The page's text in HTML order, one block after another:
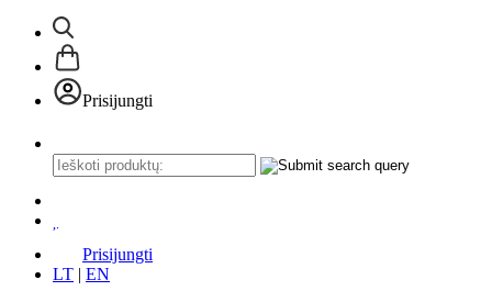
Prisijungti
Prisijungti
LT | EN